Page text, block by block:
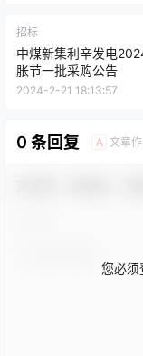
招标
中煤新集利辛发电
胀节一批采购公告
2024-2-21 18:13:57
0 条回复 A 文章
您必须